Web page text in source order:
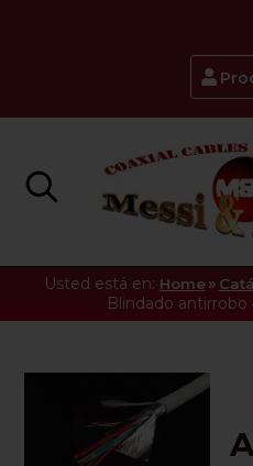
Usted está en: Home »
Blindado antirrobo